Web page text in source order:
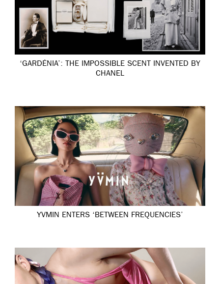
‘GARDÉNIA’: THE IMPOSSIBLE SCENT INVENTED BY
CHANEL
YVMIN ENTERS ‘BETWEEN FREQUENCIES’